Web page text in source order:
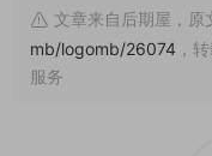
文章来自后期屋，原
mb/logomb/26074 ，
服务